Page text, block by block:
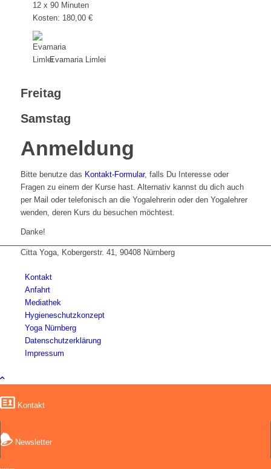
12 x 90 Minuten
Kosten: 180,00 €
Evamaria Limlei
Freitag
Samstag
Anmeldung
Bitte benutze das Kontakt-Formular, falls Du Interesse oder
Fragen zu einem der Kurse hast. Alternativ kannst du dich auch
per Mail oder telefonisch an die Yogalehrerin oder den Yogalehrer
wenden, deren Kurs du besuchen möchtest.
Danke!
Citta Yoga, Kobergerstr. 41, 90408 Nürnberg
Kontakt
Anfahrt
Mediathek
Hygieneschutzkonzept
Yoga Nürnberg
Datenschutzerklärung
Impressum
Kontakt
Newsletter